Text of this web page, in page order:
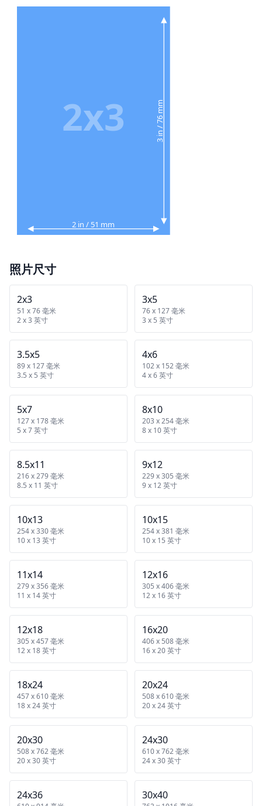
2 in / 51 mm
3 in / 76 mm
2x3
照片尺寸
2x3
51 x 76 毫米
2 x 3 英寸
3x5
76 x 127 毫米
3 x 5 英寸
3.5x5
89 x 127 毫米
3.5 x 5 英寸
4x6
102 x 152 毫米
4 x 6 英寸
5x7
127 x 178 毫米
5 x 7 英寸
8x10
203 x 254 毫米
8 x 10 英寸
8.5x11
216 x 279 毫米
8.5 x 11 英寸
9x12
229 x 305 毫米
9 x 12 英寸
10x13
254 x 330 毫米
10 x 13 英寸
10x15
254 x 381 毫米
10 x 15 英寸
11x14
279 x 356 毫米
11 x 14 英寸
12x16
305 x 406 毫米
12 x 16 英寸
12x18
305 x 457 毫米
12 x 18 英寸
16x20
406 x 508 毫米
16 x 20 英寸
18x24
457 x 610 毫米
18 x 24 英寸
20x24
508 x 610 毫米
20 x 24 英寸
20x30
508 x 762 毫米
20 x 30 英寸
24x30
610 x 762 毫米
24 x 30 英寸
24x36 30x40